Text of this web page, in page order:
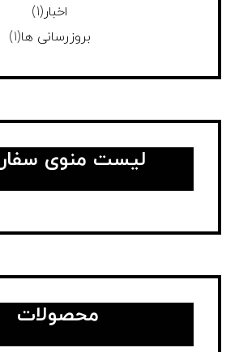
اخبار(1)
بروزرسانی ها(1)
لیست منوی
محصولات